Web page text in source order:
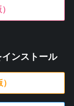
ンストール